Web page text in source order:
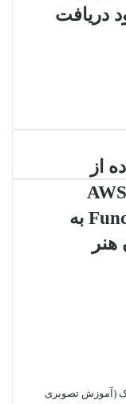
دریافت
از
Functions به
هنر